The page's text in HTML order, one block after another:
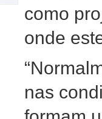
como
onde
nas